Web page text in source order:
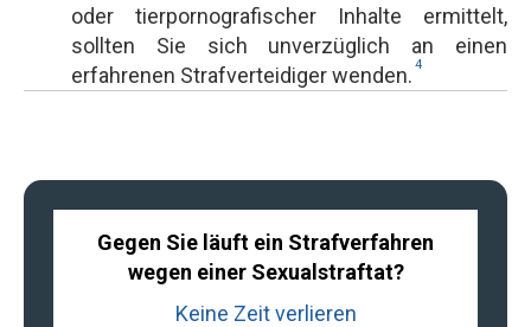
oder tierpornografischer Inhalte ermittelt,
sollten Sie sich unverzüglich an einen
erfahrenen Strafverteidiger wenden. 4
Gegen Sie läuft ein Strafverfahren
wegen einer Sexualstraftat?
Keine Zeit verlieren